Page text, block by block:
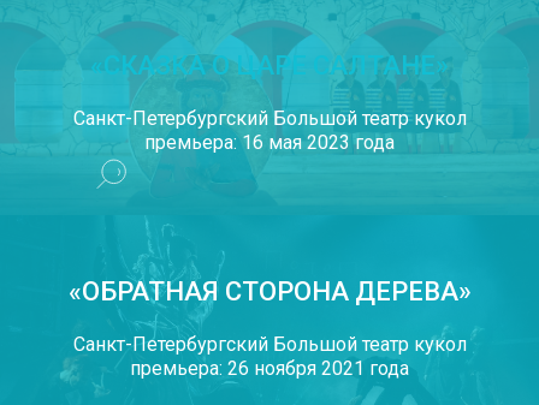
«СКАЗКА О ЦАРЕ САЛТАНЕ»
Санкт-Петербургский Большой театр кукол
премьера: 16 мая 2023 года
«ОБРАТНАЯ СТОРОНА ДЕРЕВА»
Санкт-Петербургский Большой театр кукол
премьера: 26 ноября 2021 года